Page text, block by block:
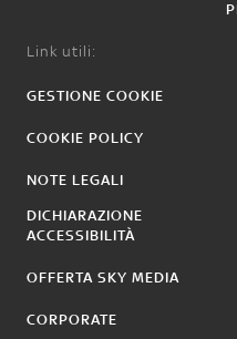
Link utili:
GESTIONE COOKIE
COOKIE POLICY
NOTE LEGALI
DICHIARAZIONE
ACCESSIBILITÀ
OFFERTA SKY MEDIA
CORPORATE